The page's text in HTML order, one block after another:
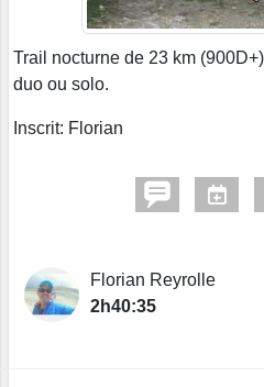
Trail nocturne de 23 km
duo ou solo.
Inscrit: Florian
Florian Reyrolle
2h40:35